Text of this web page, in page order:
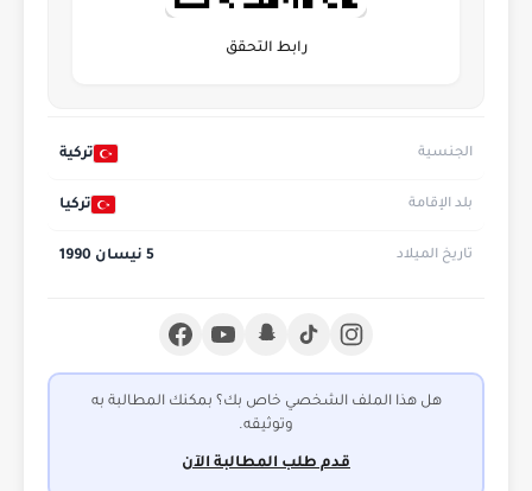
رابط التحقق
الجنسية تركية
بلد الإقامة تركيا
تاريخ الميلاد 5 نيسان 1990
هل هذا الملف الشخصي خاص بك؟ بمكنك المطالبة به
وتوثيقه.
قدم طلب المطالبة الآن